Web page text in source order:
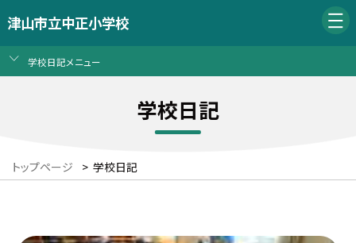
津山市立中正小学校
学校日記メニュー
学校日記
トップページ > 学校日記